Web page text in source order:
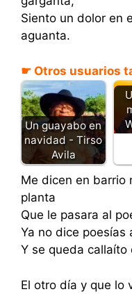
Siento un dolor en
aguanta.
☛ Otros usuarios
Un guayabo en
navidad - Tirso
Avila
Me dicen en barrio
planta
Que le pasara al
Ya no dice poesías
Y se queda callaíto
El otro día y que lo